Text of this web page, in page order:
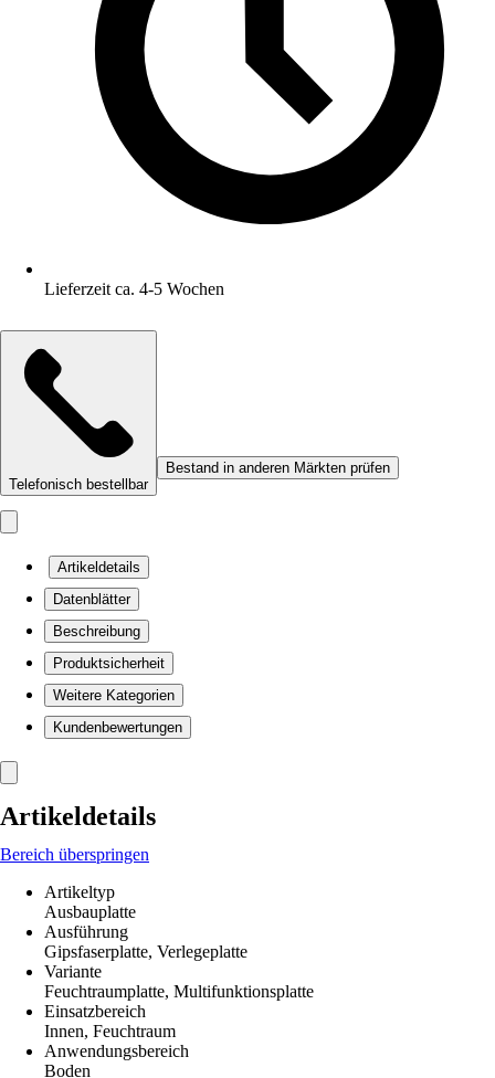
Lieferzeit ca. 4-5 Wochen
Telefonisch bestellbar
Bestand in anderen Märkten prüfen
Artikeldetails
Datenblätter
Beschreibung
Produktsicherheit
Weitere Kategorien
Kundenbewertungen
Artikeldetails
Bereich überspringen
Artikeltyp
Ausbauplatte
Ausführung
Gipsfaserplatte, Verlegeplatte
Variante
Feuchtraumplatte, Multifunktionsplatte
Einsatzbereich
Innen, Feuchtraum
Anwendungsbereich
Boden